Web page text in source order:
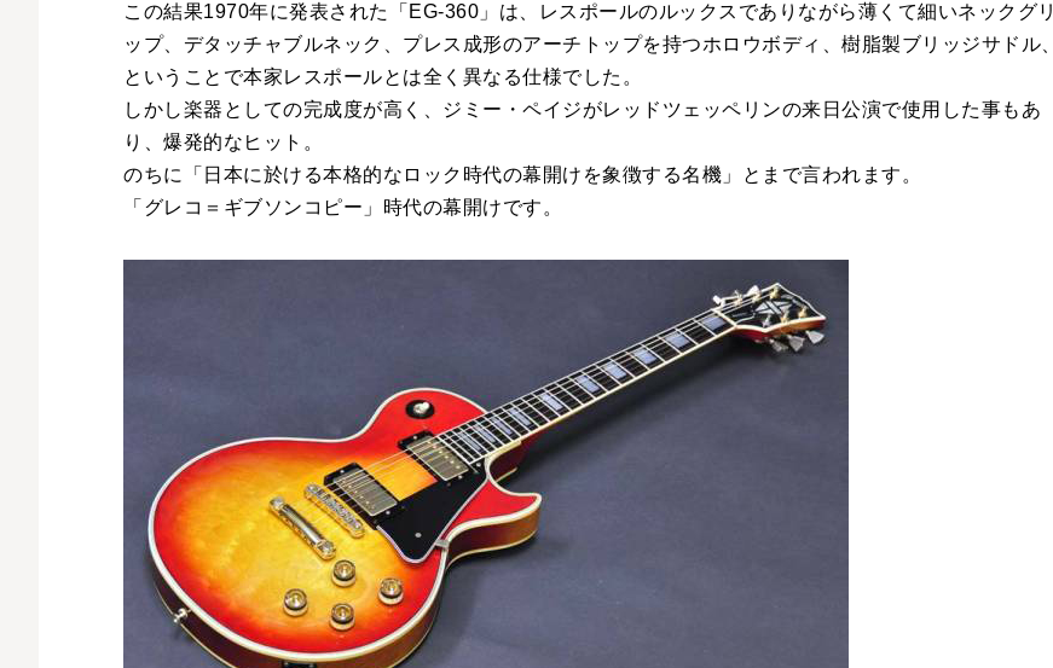
この結果1970年に発表された「EG-360」は、レスポールのルックスでありながら薄くて細いネックグリ
ップ、デタッチャブルネック、プレス成形のアーチトップを持つホロウボディ、樹脂製ブリッジサドル、
ということで本家レスポールとは全く異なる仕様でした。
しかし楽器としての完成度が高く、ジミー・ペイジがレッドツェッペリンの来日公演で使用した事もあ
り、爆発的なヒット。
のちに「日本に於ける本格的なロック時代の幕開けを象徴する名機」とまで言われます。
「グレコ＝ギブソンコピー」時代の幕開けです。